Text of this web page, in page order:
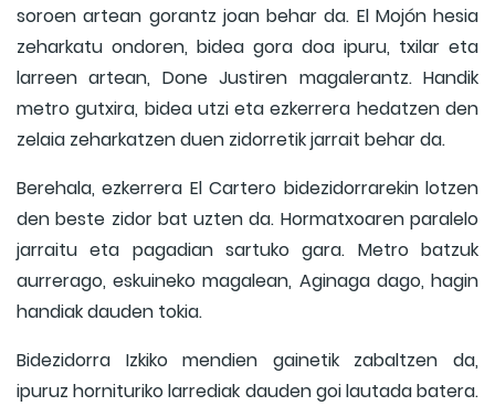
soroen artean gorantz joan behar da. El Mojón hesia
zeharkatu ondoren, bidea gora doa ipuru, txilar eta
larreen artean, Done Justiren magalerantz. Handik
metro gutxira, bidea utzi eta ezkerrera hedatzen den
zelaia zeharkatzen duen zidorretik jarrait behar da.
Berehala, ezkerrera El Cartero bidezidorrarekin lotzen
den beste zidor bat uzten da. Hormatxoaren paralelo
jarraitu eta pagadian sartuko gara. Metro batzuk
aurrerago, eskuineko magalean, Aginaga dago, hagin
handiak dauden tokia.
Bidezidorra Izkiko mendien gainetik zabaltzen da,
ipuruz hornituriko larrediak dauden goi lautada batera.